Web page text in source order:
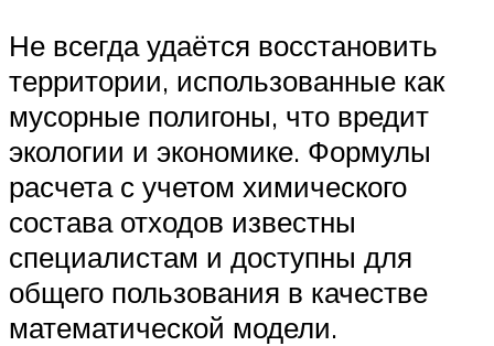
Не всегда удаётся восстановить
территории, использованные как
мусорные полигоны, что вредит
экологии и экономике. Формулы
расчета с учетом химического
состава отходов известны
специалистам и доступны для
общего пользования в качестве
математической модели.